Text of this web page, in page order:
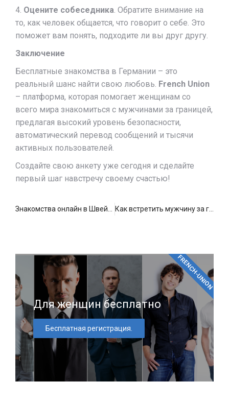
4. Оцените собеседника. Обратите внимание на
то, как человек общается, что говорит о себе. Это
поможет вам понять, подходите ли вы друг другу.
Заключение
Бесплатные знакомства в Германии – это
реальный шанс найти свою любовь. French Union
– платформа, которая помогает женщинам со
всего мира знакомиться с мужчинами за границей,
предлагая высокий уровень безопасности,
автоматический перевод сообщений и тысячи
активных пользователей.
Создайте свою анкету уже сегодня и сделайте
первый шаг навстречу своему счастью!
Как встретить мужчину за границей: Европа, США, Канада и Австралия
Для женщин бесплатно
Бесплатная регистрация.
FRENCH-UNION